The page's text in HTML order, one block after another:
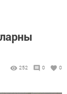
252 0 0